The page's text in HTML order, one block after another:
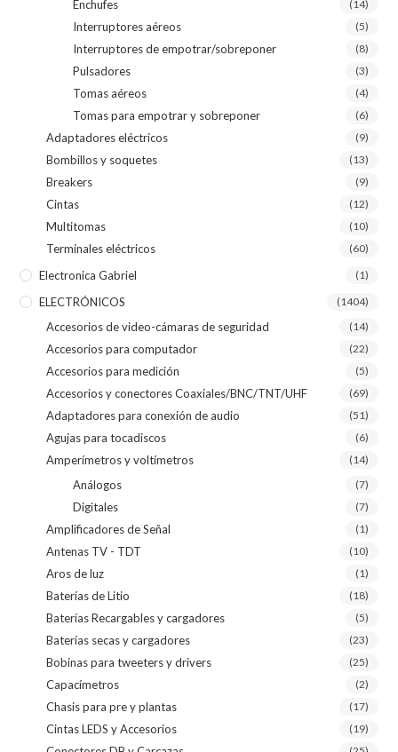
Enchufes (14)
Interruptores aéreos (5)
Interruptores de empotrar/sobreponer (8)
Pulsadores (3)
Tomas aéreos (4)
Tomas para empotrar y sobreponer (6)
Adaptadores eléctricos (9)
Bombillos y soquetes (13)
Breakers (9)
Cintas (12)
Multitomas (10)
Terminales eléctricos (60)
Electronica Gabriel (1)
ELECTRÓNICOS (1404)
Accesorios de video-cámaras de seguridad (14)
Accesorios para computador (22)
Accesorios para medición (5)
Accesorios y conectores Coaxiales/BNC/TNT/UHF (69)
Adaptadores para conexión de audio (51)
Agujas para tocadiscos (6)
Amperímetros y voltímetros (14)
Análogos (7)
Digitales (7)
Amplificadores de Señal (1)
Antenas TV - TDT (10)
Aros de luz (1)
Baterías de Litio (18)
Baterías Recargables y cargadores (5)
Baterías secas y cargadores (23)
Bobinas para tweeters y drivers (25)
Capacímetros (2)
Chasis para pre y plantas (17)
Cintas LEDS y Accesorios (19)